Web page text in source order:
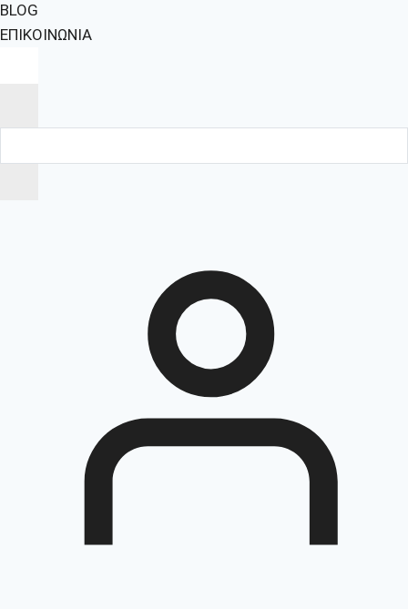
BLOG
ΕΠΙΚΟΙΝΩΝΙΑ